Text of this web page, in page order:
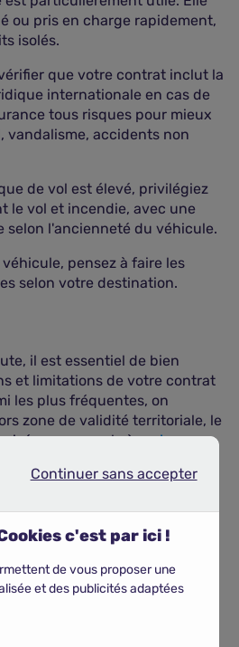
ou pris en charge rapidement,
isolés.
que votre contrat inclut la
internationale en cas de
tous risques pour mieux
vandalisme, accidents non
de vol est élevé, privilégiez
le vol et incendie, avec une
selon l'ancienneté du véhicule.
pensez à faire les
selon votre destination.
il est essentiel de bien
et limitations de votre contrat
les plus fréquentes, on
zone de validité territoriale, le
par exemple à unjeune
ou encore l'absence de
imposent des franchises
ou limitent les
(remorquage,
Continuer sans accepter
c'est par ici !
de vous proposer une
et des publicités adaptées
Continuer sans accepter